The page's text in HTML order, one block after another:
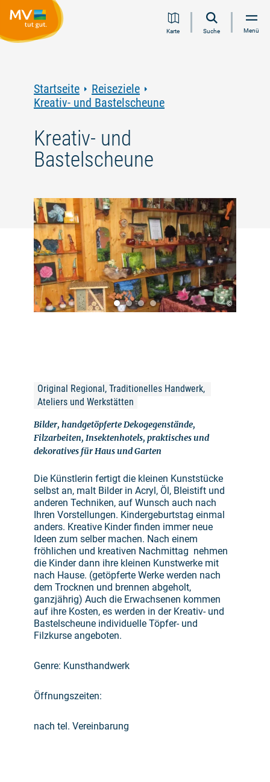
Inhalt
Navigation
Volltextsuche
FooterKarte Suche Menü
Startseite
Reiseziele
Kreativ- und Bastelscheune
Kreativ- und
Bastelscheune
©
Original Regional, Traditionelles Handwerk,
Ateliers und Werkstätten
Bilder, handgetöpferte Dekogegenstände,
Filzarbeiten, Insektenhotels, praktisches und
dekoratives für Haus und Garten
Die Künstlerin fertigt die kleinen Kunststücke
selbst an, malt Bilder in Acryl, Öl, Bleistift und
anderen Techniken, auf Wunsch auch nach
Ihren Vorstellungen. Kindergeburtstag einmal
anders. Kreative Kinder finden immer neue
Ideen zum selber machen. Nach einem
fröhlichen und kreativen Nachmittag nehmen
die Kinder dann ihre kleinen Kunstwerke mit
nach Hause. (getöpferte Werke werden nach
dem Trocknen und brennen abgeholt,
ganzjährig) Auch die Erwachsenen kommen
auf ihre Kosten, es werden in der Kreativ- und
Bastelscheune individuelle Töpfer- und
Filzkurse angeboten.
Genre: Kunsthandwerk
Öffnungszeiten:
nach tel. Vereinbarung